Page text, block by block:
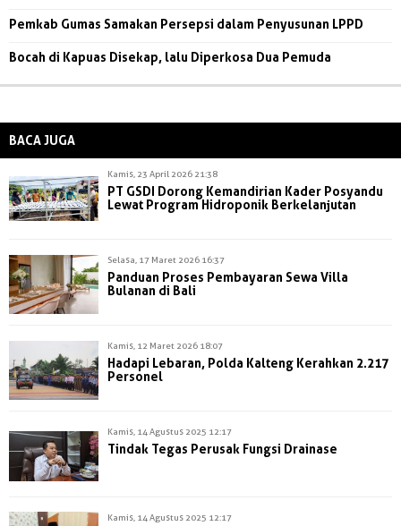
Pemkab Gumas Samakan Persepsi dalam Penyusunan LPPD
Bocah di Kapuas Disekap, lalu Diperkosa Dua Pemuda
BACA JUGA
Kamis, 23 April 2026 21:38
PT GSDI Dorong Kemandirian Kader Posyandu
Lewat Program Hidroponik Berkelanjutan
Selasa, 17 Maret 2026 16:37
Panduan Proses Pembayaran Sewa Villa
Bulanan di Bali
Kamis, 12 Maret 2026 18:07
Hadapi Lebaran, Polda Kalteng Kerahkan 2.217
Personel
Kamis, 14 Agustus 2025 12:17
Tindak Tegas Perusak Fungsi Drainase
Kamis, 14 Agustus 2025 12:17